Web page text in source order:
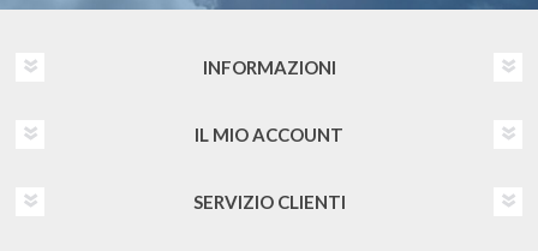
INFORMAZIONI
IL MIO ACCOUNT
SERVIZIO CLIENTI